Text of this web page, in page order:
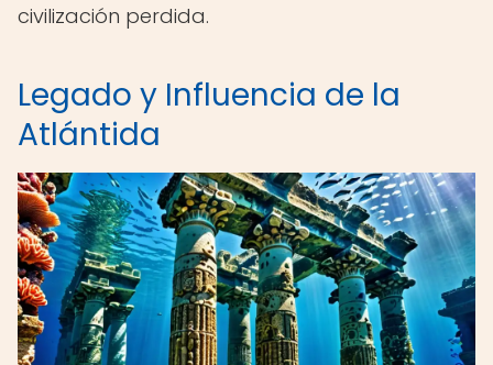
civilización perdida.
Legado y Influencia de la
Atlántida